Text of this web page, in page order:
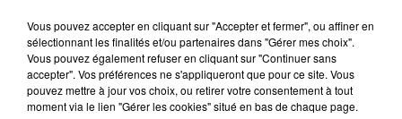
AVEYRON NORD
Vous pouvez accepter en cliquant sur "Accepter et fermer", ou affiner en
sélectionnant les finalités et/ou partenaires dans "Gérer mes choix".
Vous pouvez également refuser en cliquant sur "Continuer sans
accepter". Vos préférences ne s'appliqueront que pour ce site. Vous
pouvez mettre à jour vos choix, ou retirer votre consentement à tout
moment via le lien "Gérer les cookies" situé en bas de chaque page.